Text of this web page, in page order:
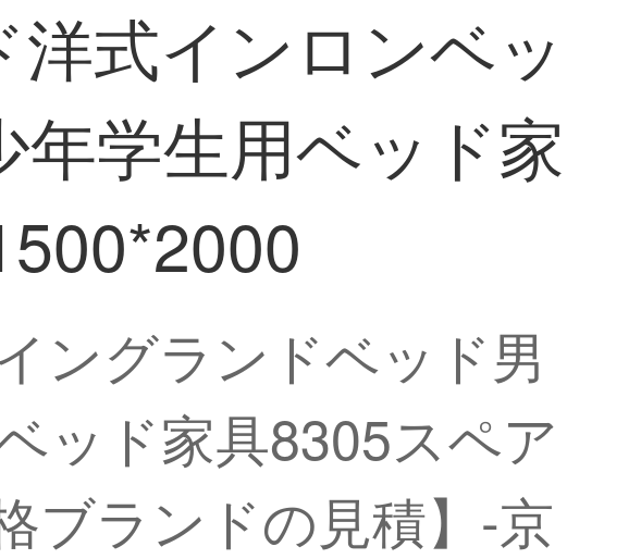
式インロンベッ
年学生用ベッド家
ングランドベッド男
ッド家具8305スペア
ブランドの見積】-京